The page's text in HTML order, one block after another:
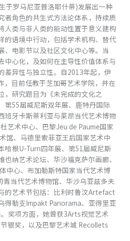
罗马尼亚普洛耶什蒂)发展出⼀种
者⾓⾊的共⽣式⽅法论体系，持续质
⼈类与⾮⼈类的能动性置于意义建构
的语境中⾏动，包括学术机构、替代
、电影节以及社区⽂化中⼼等。当
中⼼化，及如何在主导性价值体系与
差异性与独⽴性。⾃2013年起，伊
⽬前任教于芝加哥艺术学院，并在
，研究题⽬为《未完成的⽂化之
第55届威尼斯双年展、⿅特丹国际
班⽛卡斯蒂利亚与莱昂当代艺术博物
艺术中⼼、巴黎Jeu de Paume国家
馆、马德⾥索菲亚王后国家艺术中
哈根U-Turn四年展、第51届威尼斯
纳艺术论坛、华沙福克萨尔画廊、
中⼼、布加勒斯特国家当代艺术博
青当代艺术博物馆、华沙乌亚兹多夫
的艺术节包括：⽐利时鲁汶Artefact
得勒⽀Impakt Panorama、亚得⾥亚
奖项⽅⾯，她曾获3Arts视觉艺术
银奖，以及巴黎艺术城 Recollets